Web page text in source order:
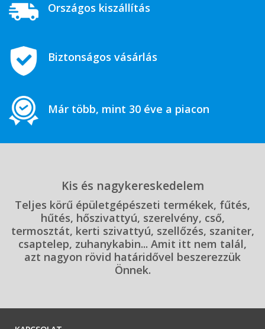
Országos kiszállítás
Biztonságos vásárlás
Már több, mint 30 éve a piacon
Kis és nagykereskedelem
Teljes körű épületgépészeti termékek, fűtés,
hűtés, hőszivattyú, szerelvény, cső,
termosztát, kerti szivattyú, szellőzés, szaniter,
csaptelep, zuhanykabin... Amit itt nem talál,
azt nagyon rövid határidővel beszerezzük
Önnek.